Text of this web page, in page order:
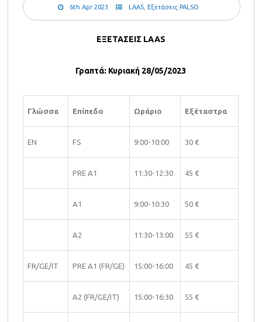
6th Apr 2023 LAAS ,Εξετάσεις PALSO
ΕΞΕΤΑΣΕΙΣ LAAS
Γραπτά: Κυριακή 28/05/2023
Γλώσσα Επίπεδο Ωράριο Εξέταστρα
EN FS 9:00-10:00 30 €
PRE A1 11:30-12:30 45 €
A1 9:00-10:30 50 €
A2 11:30-13:00 55 €
FR/GE/IT PRE A1 (FR/GE) 15:00-16:00 45 €
A2 (FR/GE/IT) 15:00-16:30 55 €